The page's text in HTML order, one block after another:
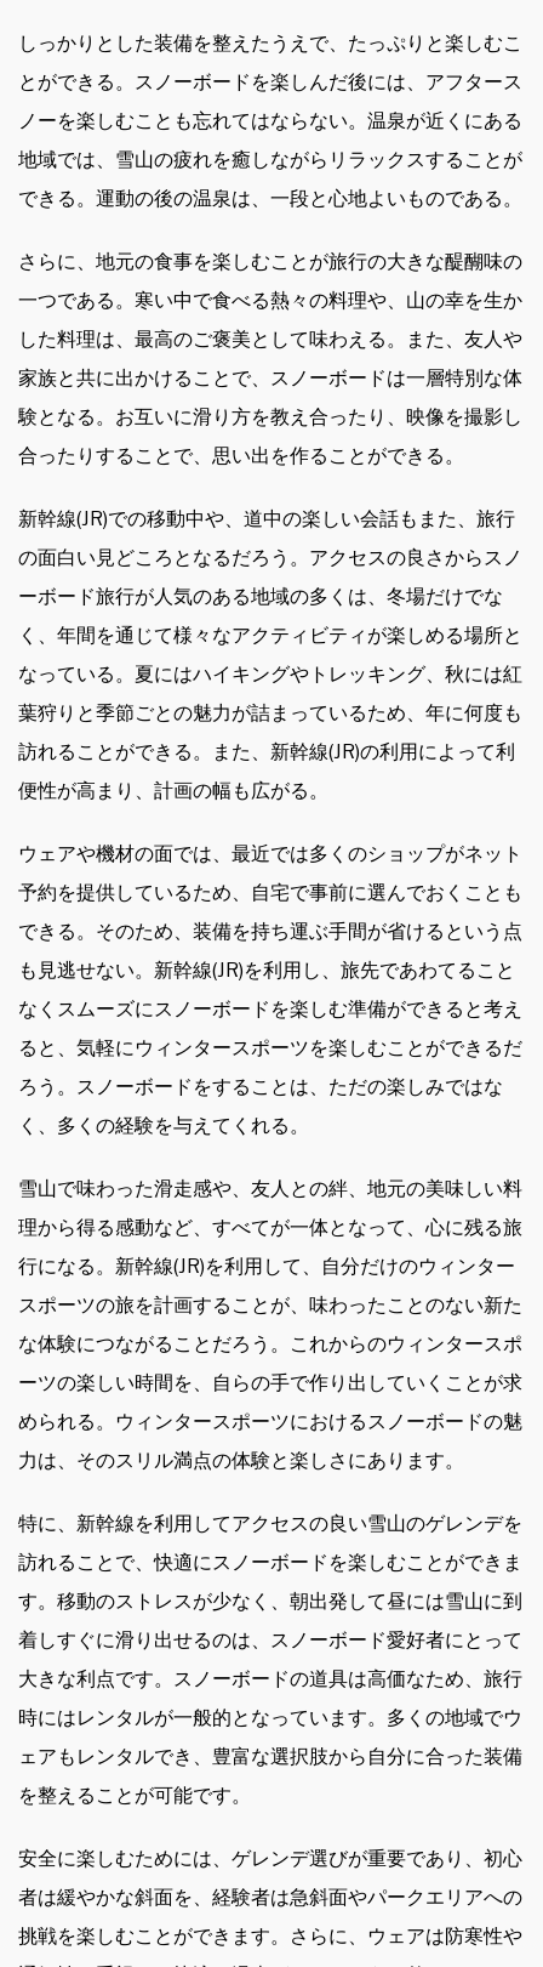
しっかりとした装備を整えたうえで、たっぷりと楽しむこ
とができる。スノーボードを楽しんだ後には、アフタース
ノーを楽しむことも忘れてはならない。温泉が近くにある
地域では、雪山の疲れを癒しながらリラックスすることが
できる。運動の後の温泉は、一段と心地よいものである。
さらに、地元の食事を楽しむことが旅行の大きな醍醐味の
一つである。寒い中で食べる熱々の料理や、山の幸を生か
した料理は、最高のご褒美として味わえる。また、友人や
家族と共に出かけることで、スノーボードは一層特別な体
験となる。お互いに滑り方を教え合ったり、映像を撮影し
合ったりすることで、思い出を作ることができる。
新幹線(JR)での移動中や、道中の楽しい会話もまた、旅行
の面白い見どころとなるだろう。アクセスの良さからスノ
ーボード旅行が人気のある地域の多くは、冬場だけでな
く、年間を通じて様々なアクティビティが楽しめる場所と
なっている。夏にはハイキングやトレッキング、秋には紅
葉狩りと季節ごとの魅力が詰まっているため、年に何度も
訪れることができる。また、新幹線(JR)の利用によって利
便性が高まり、計画の幅も広がる。
ウェアや機材の面では、最近では多くのショップがネット
予約を提供しているため、自宅で事前に選んでおくことも
できる。そのため、装備を持ち運ぶ手間が省けるという点
も見逃せない。新幹線(JR)を利用し、旅先であわてること
なくスムーズにスノーボードを楽しむ準備ができると考え
ると、気軽にウィンタースポーツを楽しむことができるだ
ろう。スノーボードをすることは、ただの楽しみではな
く、多くの経験を与えてくれる。
雪山で味わった滑走感や、友人との絆、地元の美味しい料
理から得る感動など、すべてが一体となって、心に残る旅
行になる。新幹線(JR)を利用して、自分だけのウィンター
スポーツの旅を計画することが、味わったことのない新た
な体験につながることだろう。これからのウィンタースポ
ーツの楽しい時間を、自らの手で作り出していくことが求
められる。ウィンタースポーツにおけるスノーボードの魅
力は、そのスリル満点の体験と楽しさにあります。
特に、新幹線を利用してアクセスの良い雪山のゲレンデを
訪れることで、快適にスノーボードを楽しむことができま
す。移動のストレスが少なく、朝出発して昼には雪山に到
着しすぐに滑り出せるのは、スノーボード愛好者にとって
大きな利点です。スノーボードの道具は高価なため、旅行
時にはレンタルが一般的となっています。多くの地域でウ
ェアもレンタルでき、豊富な選択肢から自分に合った装備
を整えることが可能です。
安全に楽しむためには、ゲレンデ選びが重要であり、初心
者は緩やかな斜面を、経験者は急斜面やパークエリアへの
挑戦を楽しむことができます。さらに、ウェアは防寒性や